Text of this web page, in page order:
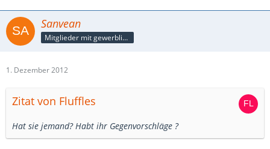
Sanvean
Mitglieder mit gewerblicher Verbindung, auch als Mitarbeiter/in
1. Dezember 2012
Zitat von Fluffles
Hat sie jemand? Habt ihr Gegenvorschläge ?